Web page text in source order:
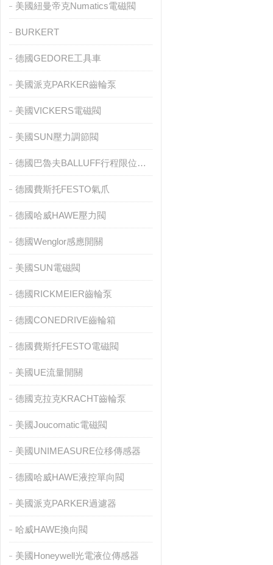
美國紐曼帝克Numatics電磁閥
BURKERT
德國GEDORE工具車
美國派克PARKER齒輪泵
美國VICKERS電磁閥
美國SUN壓力調節閥
德國巴魯夫BALLUFF行程限位開關
德國費斯托FESTO氣爪
德國哈威HAWE壓力閥
德國Wenglor感應開關
美國SUN電磁閥
德國RICKMEIER齒輪泵
德國CONEDRIVE齒輪箱
德國費斯托FESTO電磁閥
美國UE流量開關
德國克拉克KRACHT齒輪泵
美國Joucomatic電磁閥
美國UNIMEASURE位移傳感器
德國哈威HAWE液控單向閥
美國派克PARKER過濾器
哈威HAWE換向閥
美國Honeywell光電液位傳感器